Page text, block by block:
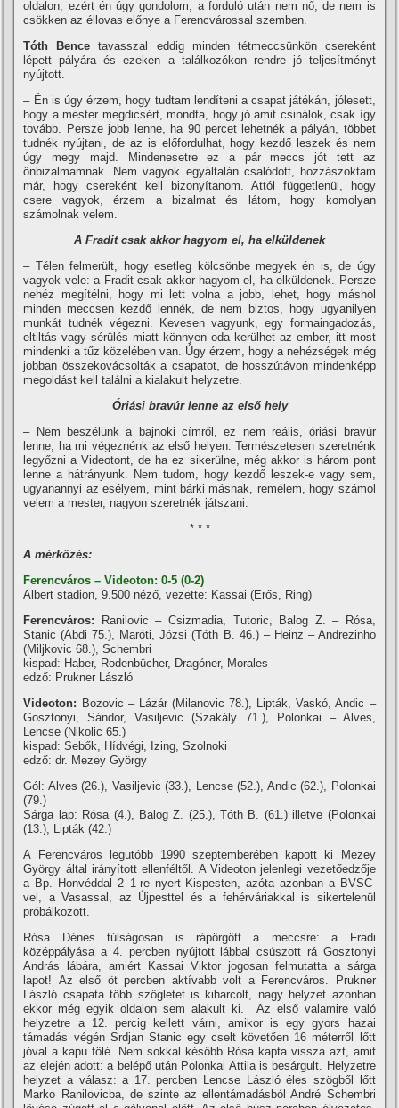
oldalon, ezért én úgy gondolom, a forduló után nem nő, de nem is
csökken az éllovas előnye a Ferencvárossal szemben.
Tóth Bence tavasszal eddig minden tétmeccsünkön csereként
lépett pályára és ezeken a találkozókon rendre jó teljesí­tményt
nyújtott.
– Én is úgy érzem, hogy tudtam lendí­teni a csapat játékán, jólesett,
hogy a mester megdicsért, mondta, hogy jó amit csinálok, csak í­gy
tovább. Persze jobb lenne, ha 90 percet lehetnék a pályán, többet
tudnék nyújtani, de az is előfordulhat, hogy kezdő leszek és nem
úgy megy majd. Mindenesetre ez a pár meccs jót tett az
önbizalmamnak. Nem vagyok egyáltalán csalódott, hozzászoktam
már, hogy csereként kell bizonyí­tanom. Attól függetlenül, hogy
csere vagyok, érzem a bizalmat és látom, hogy komolyan
számolnak velem.
A Fradit csak akkor hagyom el, ha elküldenek
– Télen felmerült, hogy esetleg kölcsönbe megyek én is, de úgy
vagyok vele: a Fradit csak akkor hagyom el, ha elküldenek. Persze
nehéz megí­télni, hogy mi lett volna a jobb, lehet, hogy máshol
minden meccsen kezdő lennék, de nem biztos, hogy ugyanilyen
munkát tudnék végezni. Kevesen vagyunk, egy formaingadozás,
eltiltás vagy sérülés miatt könnyen oda kerülhet az ember, itt most
mindenki a tűz közelében van. Úgy érzem, hogy a nehézségek még
jobban összekovácsolták a csapatot, de hosszútávon mindenképp
megoldást kell találni a kialakult helyzetre.
Óriási bravúr lenne az első hely
– Nem beszélünk a bajnoki cí­mről, ez nem reális, óriási bravúr
lenne, ha mi végeznénk az első helyen. Természetesen szeretnénk
legyőzni a Videotont, de ha ez sikerülne, még akkor is három pont
lenne a hátrányunk. Nem tudom, hogy kezdő leszek-e vagy sem,
ugyanannyi az esélyem, mint bárki másnak, remélem, hogy számol
velem a mester, nagyon szeretnék játszani.
* * *
A mérkőzés:
Ferencváros – Videoton: 0-5 (0-2)
Albert stadion, 9.500 néző, vezette: Kassai (Erős, Ring)
Ferencváros: Ranilovic – Csizmadia, Tutoric, Balog Z. – Rósa,
Stanic (Abdi 75.), Maróti, Józsi (Tóth B. 46.) – Heinz – Andrezinho
(Miljkovic 68.), Schembri
kispad: Haber, Rodenbücher, Dragóner, Morales
edző: Prukner László
Videoton: Bozovic – Lázár (Milanovic 78.), Lipták, Vaskó, Andic –
Gosztonyi, Sándor, Vasiljevic (Szakály 71.), Polonkai – Alves,
Lencse (Nikolic 65.)
kispad: Sebők, Hí­dvégi, Izing, Szolnoki
edző: dr. Mezey György
Gól: Alves (26.), Vasiljevic (33.), Lencse (52.), Andic (62.), Polonkai
(79.)
Sárga lap: Rósa (4.), Balog Z. (25.), Tóth B. (61.) illetve (Polonkai
(13.), Lipták (42.)
A Ferencváros legutóbb 1990 szeptemberében kapott ki Mezey
György által irányí­tott ellenféltől. A Videoton jelenlegi vezetőedzője
a Bp. Honvéddal 2–1-re nyert Kispesten, azóta azonban a BVSC-
vel, a Vasassal, az Újpesttel és a fehérváriakkal is sikertelenül
próbálkozott.
Rósa Dénes túlságosan is rápörgött a meccsre: a Fradi
középpályása a 4. percben nyújtott lábbal csúszott rá Gosztonyi
András lábára, amiért Kassai Viktor jogosan felmutatta a sárga
lapot! Az első öt percben aktí­vabb volt a Ferencváros. Prukner
László csapata több szögletet is kiharcolt, nagy helyzet azonban
ekkor még egyik oldalon sem alakult ki. Az első valamire való
helyzetre a 12. percig kellett várni, amikor is egy gyors hazai
támadás végén Srdjan Stanic egy cselt követően 16 méterről lőtt
jóval a kapu fölé. Nem sokkal később Rósa kapta vissza azt, amit
az elején adott: a belépő után Polonkai Attila is besárgult. Helyzetre
helyzet a válasz: a 17. percben Lencse László éles szögből lőtt
Marko Ranilovicba, de szinte az ellentámadásból André Schembri